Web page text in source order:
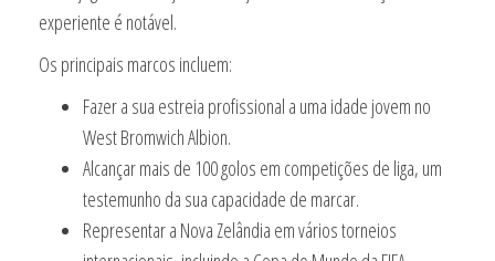
experiente é notável.
Os principais marcos incluem:
Fazer a sua estreia profissional a uma idade jovem no
West Bromwich Albion.
Alcançar mais de 100 golos em competições de liga, um
testemunho da sua capacidade de marcar.
Representar a Nova Zelândia em vários torneios